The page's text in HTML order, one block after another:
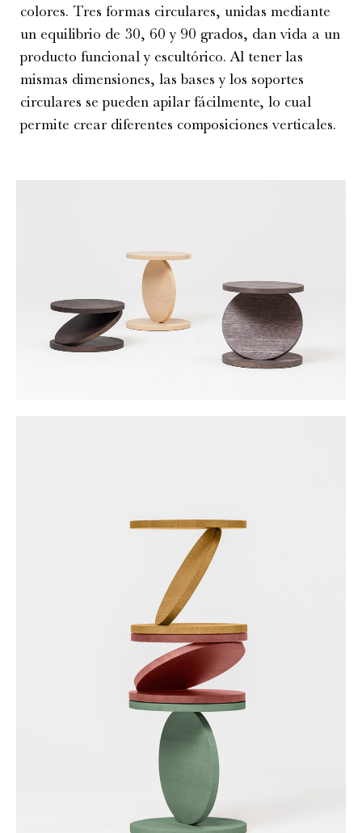
colores. Tres formas circulares, unidas mediante
un equilibrio de 30, 60 y 90 grados, dan vida a un
producto funcional y escultórico. Al tener las
mismas dimensiones, las bases y los soportes
circulares se pueden apilar fácilmente, lo cual
permite crear diferentes composiciones verticales.